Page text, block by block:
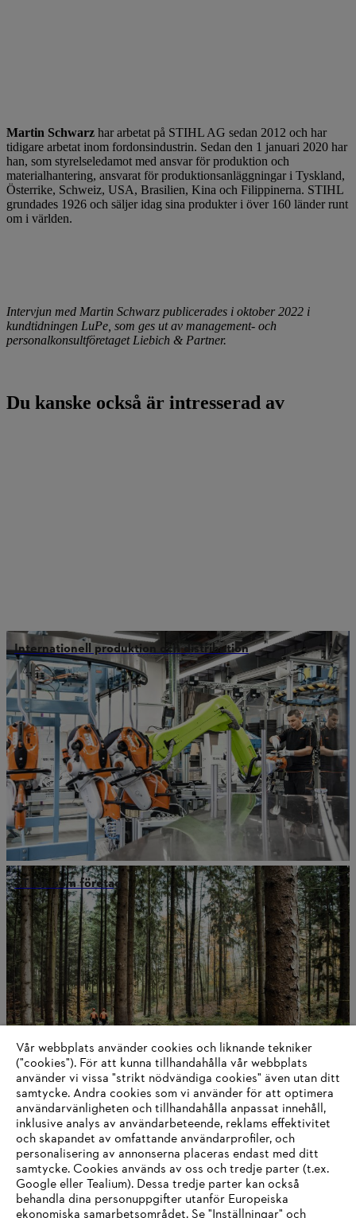
Martin Schwarz har arbetat på STIHL AG sedan 2012 och har
tidigare arbetat inom fordonsindustrin. Sedan den 1 januari 2020 har
han, som styrelseledamot med ansvar för produktion och
materialhantering, ansvarat för produktionsanläggningar i Tyskland,
Österrike, Schweiz, USA, Brasilien, Kina och Filippinerna. STIHL
grundades 1926 och säljer idag sina produkter i över 160 länder runt
om i världen.
Intervjun med Martin Schwarz publicerades i oktober 2022 i
kundtidningen LuPe, som ges ut av management- och
personalkonsultföretaget Liebich & Partner.
Du kanske också är intresserad av
Internationell produktion och distribution
STIHL som företag
Innovation och globalt arbete
Information för leverantörer
Produkter
Vår webbplats använder cookies och liknande tekniker
("cookies"). För att kunna tillhandahålla vår webbplats
använder vi vissa "strikt nödvändiga cookies" även utan ditt
samtycke. Andra cookies som vi använder för att optimera
användarvänligheten och tillhandahålla anpassat innehåll,
inklusive analys av användarbeteende, reklams effektivitet
och skapandet av omfattande användarprofiler, och
personalisering av annonserna placeras endast med ditt
samtycke. Cookies används av oss och tredje parter (t.ex.
Google eller Tealium). Dessa tredje parter kan också
behandla dina personuppgifter utanför Europeiska